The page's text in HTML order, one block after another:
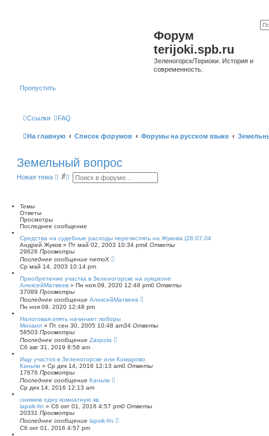
Форум
terijoki.spb.ru
Зеленогорск/Териоки. История и
современность.
Пропустить
Ссылки FAQ
На главную Список форумов Форумы на русском языке
Земельный вопрос
Новая тема
П Р
н
ы
й
п
о
и
с
к
Темы
Ответы
Просмотры
Последнее сообщение
Средства на судебные расходы перечислять на Жукова (28.07.04
Андрей Жуков » Пт май 02, 2003 10:34 pm4 Ответы
29626 Просмотры
Последнее сообщение nemoX
Ср май 14, 2003 10:14 pm
Приобретение участка в Зеленогорске на аукционе
АлексейМатвеев » Пн ноя 09, 2020 12:48 pm0 Ответы
37089 Просмотры
Последнее сообщение АлексейМатвеев
Пн ноя 09, 2020 12:48 pm
Налоговая опять начинает поборы
Михаил » Пт сен 30, 2005 10:48 am34 Ответы
58503 Просмотры
Последнее сообщение Zaspola
Сб авг 31, 2019 8:58 am
Ищу участок в Зеленогорске или Комарово
Каньпи » Ср дек 14, 2016 12:13 am0 Ответы
17676 Просмотры
Последнее сообщение Каньпи
Ср дек 14, 2016 12:13 am
снимим одну комнатную кв.
lapsik-fin » Сб окт 01, 2016 4:57 pm0 Ответы
20331 Просмотры
Последнее сообщение lapsik-fin
Сб окт 01, 2016 4:57 pm